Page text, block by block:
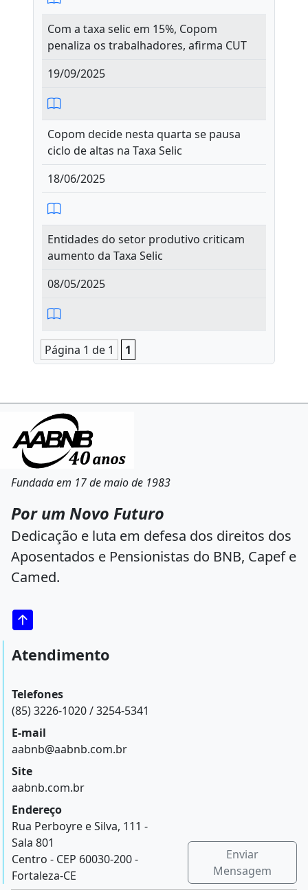
Com a taxa selic em 15%, Copom
penaliza os trabalhadores, afirma CUT
19/09/2025
Copom decide nesta quarta se pausa
ciclo de altas na Taxa Selic
18/06/2025
Entidades do setor produtivo criticam
aumento da Taxa Selic
08/05/2025
Página 1 de 1 1
Fundada em 17 de maio de 1983
Por um Novo Futuro
Dedicação e luta em defesa dos direitos dos
Aposentados e Pensionistas do BNB, Capef e
Camed.
Atendimento
Telefones
(85) 3226-1020 / 3254-5341
E-mail
aabnb@aabnb.com.br
Site
aabnb.com.br
Endereço
Rua Perboyre e Silva, 111 -
Sala 801
Centro - CEP 60030-200 -
Fortaleza-CE
Enviar
Mensagem